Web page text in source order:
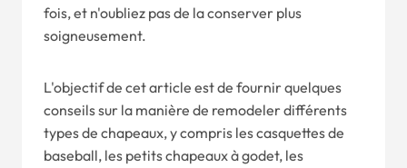
fois, et n'oubliez pas de la conserver plus
soigneusement.
L'objectif de cet article est de fournir quelques
conseils sur la manière de remodeler différents
types de chapeaux, y compris les casquettes de
baseball, les petits chapeaux à godet, les